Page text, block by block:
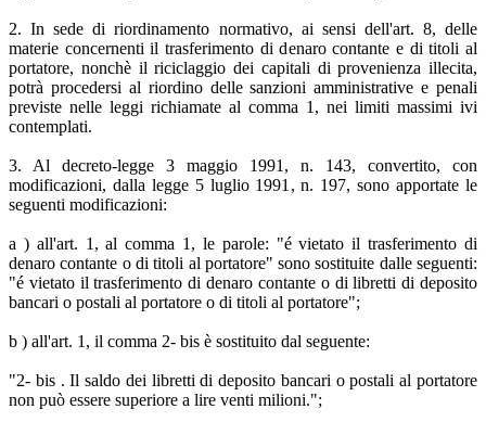
2. In sede di riordinamento normativo, ai sensi dell'art. 8, delle
materie concernenti il trasferimento di denaro contante e di titoli al
portatore, nonchè il riciclaggio dei capitali di provenienza illecita,
potrà procedersi al riordino delle sanzioni amministrative e penali
previste nelle leggi richiamate al comma 1, nei limiti massimi ivi
contemplati.
3. Al decreto-legge 3 maggio 1991, n. 143, convertito, con
modificazioni, dalla legge 5 luglio 1991, n. 197, sono apportate le
seguenti modificazioni:
a ) all'art. 1, al comma 1, le parole: "é vietato il trasferimento di
denaro contante o di titoli al portatore" sono sostituite dalle seguenti:
"é vietato il trasferimento di denaro contante o di libretti di deposito
bancari o postali al portatore o di titoli al portatore";
b ) all'art. 1, il comma 2- bis è sostituito dal seguente:
"2- bis . Il saldo dei libretti di deposito bancari o postali al portatore
non può essere superiore a lire venti milioni.";